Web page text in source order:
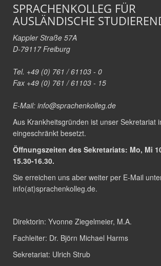
SPRACHENKOLLEG FÜR
AUSLÄNDISCHE
Kappler Straße 57A
D-79117 Freiburg
Tel. +49 (0) 761 / 61103 - 0
Fax +49 (0) 761 / 61103 - 15
E-Mail: info@sprachenkolleg.de
Aus Krankheitsgründen ist unser Sekretariat
eingeschränkt besetzt.
Öffnungszeiten des Sekretariats: Mo, Mi
15.30-16.30.
Sie erreichen uns aber weiter per E-Mail
info(at)sprachenkolleg.de.
Direktorin: Yvonne Ziegelmeier, M.A.
Fachleiter: Dr. Björn Michael Harms
Sekretariat: Ulrich Strub